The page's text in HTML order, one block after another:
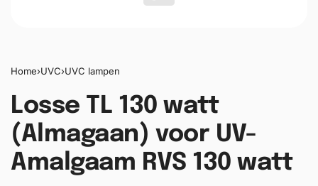
Home›UVC›UVC lampen
Losse TL 130 watt
(Almagaan) voor UV-
Amalgaam RVS 130 watt